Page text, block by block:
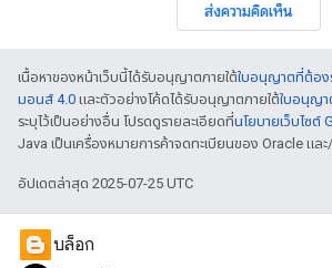
ส่งความคิดเห็น
เนื้อหาของหน้าเว็บนี้ได้รับอนุญาตภายใต้ใบอนุญาตที่ต้อง
มอนส์ 4.0 และตัวอย่างโค้ดได้รับอนุญาตภายใต้ใบอนุญา
ระบุไว้เป็นอย่างอื่น โปรดดูรายละเอียดที่นโยบายเว็บไซต์
Java เป็นเครื่องหมายการค้าจดทะเบียนของ Oracle แล
อัปเดตล่าสุด 2025-07-25 UTC
บล็อก